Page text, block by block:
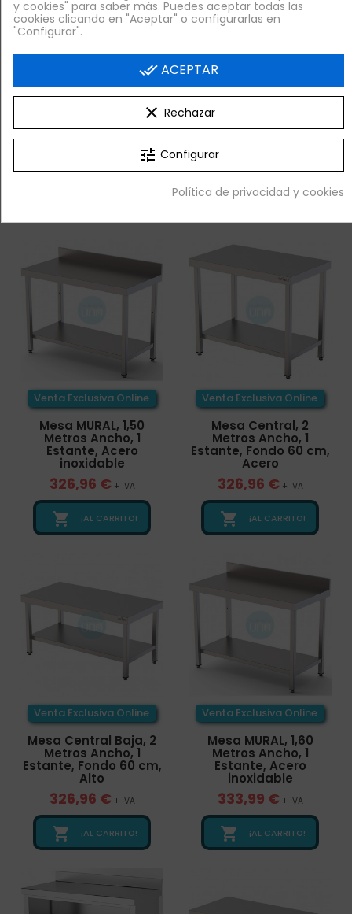
Venta Exclusiva Online
Mostrador, 60 cm
Ancho, 1 Estante,
324,80 € + IVA
Venta Exclusiva Online
Mesa Baja Mural, 1
Estante, Fondo 60 cm,
324,85 € + IVA

Venta Exclusiva Online
Mesa MURAL, 1,50
Metros Ancho, 1
Estante, Acero
inoxidable
326,96 € + IVA
 ¡AL CARRITO!
Venta Exclusiva Online
Mesa Central, 2
Metros Ancho, 1
Estante, Fondo 60 cm,
Acero
326,96 € + IVA
 ¡AL CARRITO!
Venta Exclusiva Online
Mesa Central Baja, 2
Metros Ancho, 1
Estante, Fondo 60 cm,
Alto
326,96 € + IVA
 ¡AL CARRITO!
Venta Exclusiva Online
Mesa MURAL, 1,60
Metros Ancho, 1
Estante, Acero
inoxidable
333,99 € + IVA
 ¡AL CARRITO!
y cookies" para saber más. Puedes aceptar todas las
cookies clicando en "Aceptar" o configurarlas en
"Configurar".
done_all ACEPTAR
clear Rechazar
tune Configurar
Política de privacidad y cookies